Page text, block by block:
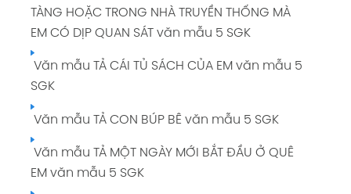
TÀNG HOẶC TRONG NHÀ TRUYỀN THỐNG MÀ
EM CÓ DỊP QUAN SÁT văn mẫu 5 SGK
Văn mẫu TẢ CÁI TỦ SÁCH CỦA EM văn mẫu 5
SGK
Văn mẫu TẢ CON BÚP BÊ văn mẫu 5 SGK
Văn mẫu TẢ MỘT NGÀY MỚI BẮT ĐẦU Ở QUÊ
EM văn mẫu 5 SGK